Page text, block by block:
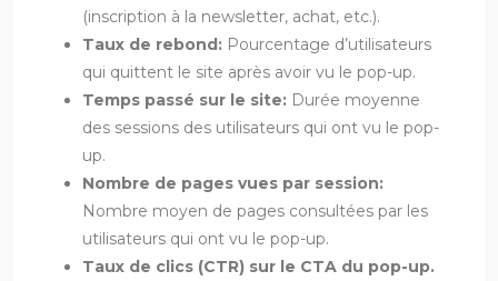
(inscription à la newsletter, achat, etc.).
Taux de rebond: Pourcentage d’utilisateurs
qui quittent le site après avoir vu le pop-up.
Temps passé sur le site: Durée moyenne
des sessions des utilisateurs qui ont vu le pop-
up.
Nombre de pages vues par session:
Nombre moyen de pages consultées par les
utilisateurs qui ont vu le pop-up.
Taux de clics (CTR) sur le CTA du pop-up.